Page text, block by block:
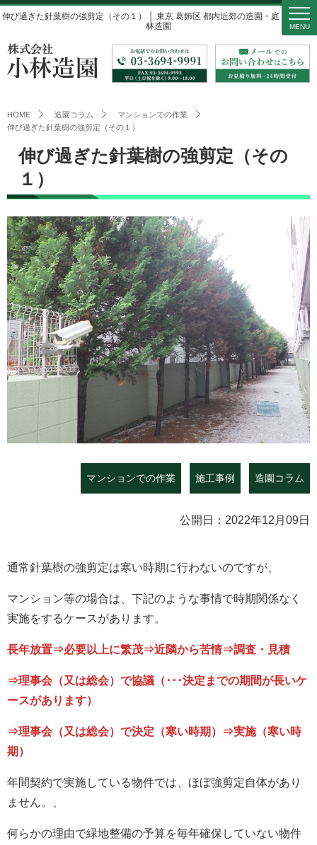
伸び過ぎた針葉樹の強剪定（その１） │ 東京 葛飾区 都内近郊の造園・庭・植木 小
林造園
MENU
HOME 造園コラム
マンションでの作業
伸び過ぎた針葉樹の強剪定（その１）
伸び過ぎた針葉樹の強剪定（その
１）
マンションでの作業 施工事例 造園コラム
公開日：2022年12月09日
通常針葉樹の強剪定は寒い時期に行わないのですが、
マンション等の場合は、下記のような事情で時期関係なく
実施をするケースがあります。
長年放置⇒必要以上に繁茂⇒近隣から苦情⇒調査・見積
⇒理事会（又は総会）で協議（･･･決定までの期間が長いケ
ースがあります）
⇒理事会（又は総会）で決定（寒い時期）⇒実施（寒い時
期）
年間契約で実施している物件では、ほぼ強剪定自体があり
ません。、
何らかの理由で緑地整備の予算を毎年確保していない物件